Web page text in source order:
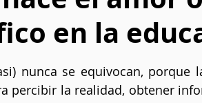
en la
nunca se equivocan,
percibir la realidad, obtener